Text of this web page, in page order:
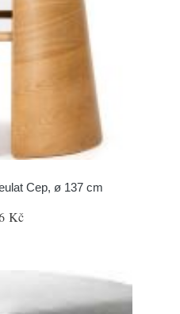
Cep, ø 137 cm
Kč